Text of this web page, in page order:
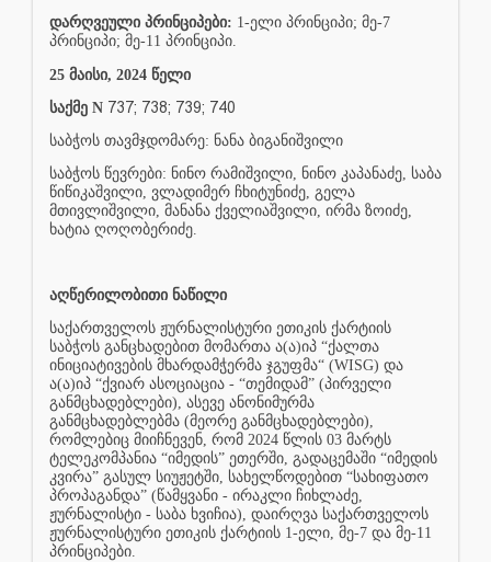
დარღვეული პრინციპები: 1-ელი პრინციპი; მე-7
პრინციპი; მე-11 პრინციპი.
25 მაისი, 2024 წელი
საქმე N 737; 738; 739; 740
საბჭოს თავმჯდომარე: ნანა ბიგანიშვილი
საბჭოს წევრები: ნინო რამიშვილი, ნინო კაპანაძე, საბა
წიწიკაშვილი, ვლადიმერ ჩხიტუნიძე, გელა
მთივლიშვილი, მანანა ქველიაშვილი, ირმა ზოიძე,
ხატია ღოღობერიძე.
აღწერილობითი ნაწილი
საქართველოს ჟურნალისტური ეთიკის ქარტიის
საბჭოს განცხადებით მომართა ა(ა)იპ “ქალთა
ინიციატივების მხარდამჭერმა ჯგუფმა“ (WISG) და
ა(ა)იპ “ქვიარ ასოციაცია - “თემიდამ” (პირველი
განმცხადებლები), ასევე ანონიმურმა
განმცხადებლებმა (მეორე განმცხადებლები),
რომლებიც მიიჩნევენ, რომ 2024 წლის 03 მარტს
ტელეკომპანია “იმედის” ეთერში, გადაცემაში “იმედის
კვირა” გასულ სიუჟეტში, სახელწოდებით “სახიფათო
პროპაგანდა” (წამყვანი - ირაკლი ჩიხლაძე,
ჟურნალისტი - საბა ხვიჩია), დაირღვა საქართველოს
ჟურნალისტური ეთიკის ქარტიის 1-ელი, მე-7 და მე-11
პრინციპები.